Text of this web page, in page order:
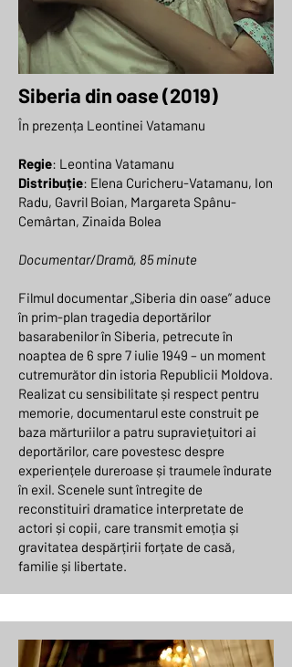
Siberia din oase (2019)
În prezența Leontinei Vatamanu
Regie: Leontina Vatamanu
Distribuție: Elena Curicheru-Vatamanu, Ion
Radu, Gavril Boian, Margareta Spânu-
Cemârtan, Zinaida Bolea
Documentar/Dramă, 85 minute
Filmul documentar „Siberia din oase” aduce
în prim-plan tragedia deportărilor
basarabenilor în Siberia, petrecute în
noaptea de 6 spre 7 iulie 1949 – un moment
cutremurător din istoria Republicii Moldova.
Realizat cu sensibilitate și respect pentru
memorie, documentarul este construit pe
baza mărturiilor a patru supraviețuitori ai
deportărilor, care povestesc despre
experiențele dureroase și traumele îndurate
în exil. Scenele sunt întregite de
reconstituiri dramatice interpretate de
actori și copii, care transmit emoția și
gravitatea despărțirii forțate de casă,
familie și libertate.